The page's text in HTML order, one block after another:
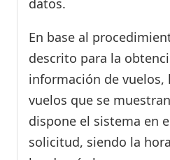
datos.
En base al
descrito para la
información de vuelos,
vuelos que se
dispone el sistema en
solicitud, siendo la